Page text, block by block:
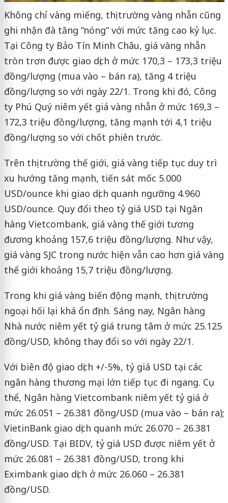
Không chỉ vàng miếng, thị trường vàng nhẫn cũng
ghi nhận đà tăng “nóng” với mức tăng cao kỷ lục.
Tại Công ty Bảo Tín Minh Châu, giá vàng nhẫn
tròn trơn được giao dịch ở mức 170,3 – 173,3 triệu
đồng/lượng (mua vào – bán ra), tăng 4 triệu
đồng/lượng so với ngày 22/1. Trong khi đó, Công
ty Phú Quý niêm yết giá vàng nhẫn ở mức 169,3 –
172,3 triệu đồng/lượng, tăng mạnh tới 4,1 triệu
đồng/lượng so với chốt phiên trước.
Trên thị trường thế giới, giá vàng tiếp tục duy trì
xu hướng tăng mạnh, tiến sát mốc 5.000
USD/ounce khi giao dịch quanh ngưỡng 4.960
USD/ounce. Quy đổi theo tỷ giá USD tại Ngân
hàng Vietcombank, giá vàng thế giới tương
đương khoảng 157,6 triệu đồng/lượng. Như vậy,
giá vàng SJC trong nước hiện vẫn cao hơn giá vàng
thế giới khoảng 15,7 triệu đồng/lượng.
Trong khi giá vàng biến động mạnh, thị trường
ngoại hối lại khá ổn định. Sáng nay, Ngân hàng
Nhà nước niêm yết tỷ giá trung tâm ở mức 25.125
đồng/USD, không thay đổi so với ngày 22/1.
Với biên độ giao dịch +/-5%, tỷ giá USD tại các
ngân hàng thương mại lớn tiếp tục đi ngang. Cụ
thể, Ngân hàng Vietcombank niêm yết tỷ giá ở
mức 26.051 – 26.381 đồng/USD (mua vào – bán ra);
VietinBank giao dịch quanh mức 26.070 – 26.381
đồng/USD. Tại BIDV, tỷ giá USD được niêm yết ở
mức 26.081 – 26.381 đồng/USD, trong khi
Eximbank giao dịch ở mức 26.060 – 26.381
đồng/USD.